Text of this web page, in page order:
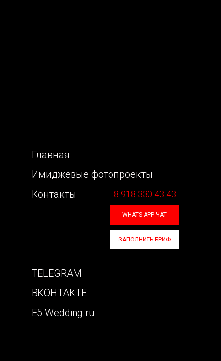
WHATS APP ЧАТ
ЗАПОЛНИТЬ БРИФ
E5 Wedding.ru
Имиджевые фотопроекты
Главная
Контакты 8 918 330 43 43
TELEGRAM
ВКОНТАКТЕ